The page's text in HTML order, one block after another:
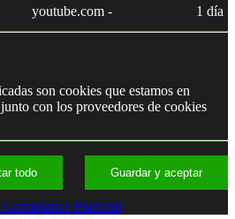
youtube.com - 1 día
son cookies que estamos en
con los proveedores de cookies
todo Guardar y aceptar
Platform